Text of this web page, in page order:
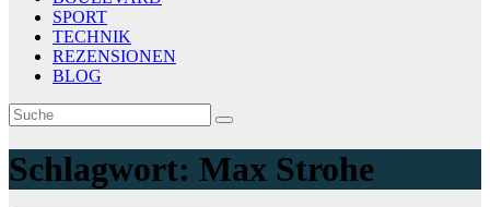
SPORT
TECHNIK
REZENSIONEN
BLOG
Schlagwort: Max Strohe